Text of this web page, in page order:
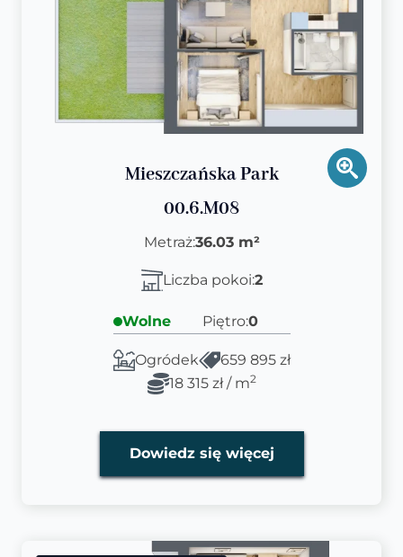
Mieszczańska Park
00.6.M08
Metraż:36.03 m²
Liczba pokoi:2
Wolne Piętro:0
Ogródek
659 895 zł
18 315 zł / m2
Dowiedz się więcej